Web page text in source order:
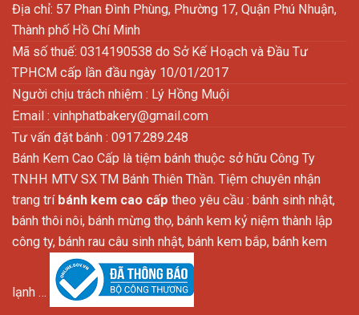
Địa chỉ: 57 Phan Đình Phùng, Phường 17, Quận Phú Nhuận,
Thành phố Hồ Chí Minh
Mã số thuế: 0314190538 do Sở Kế Hoạch và Đầu Tư
TPHCM cấp lần đầu ngày 10/01/2017
Người chịu trách nhiệm : Lý Hồng Muội
Email : vinhphatbakery@gmail.com
Tư vấn đặt bánh : 0917.289.248
Bánh Kem Cao Cấp là tiệm bánh thuộc sở hữu Công Ty
TNHH MTV SX TM Bánh Thiên Thần. Tiệm chuyên nhận
trang trí bánh kem cao cấp theo yêu cầu : bánh sinh nhật,
bánh thôi nôi, bánh mừng thọ, bánh kem kỷ niệm thành lập
công ty, bánh rau câu sinh nhật, bánh kem bắp, bánh kem
lạnh …